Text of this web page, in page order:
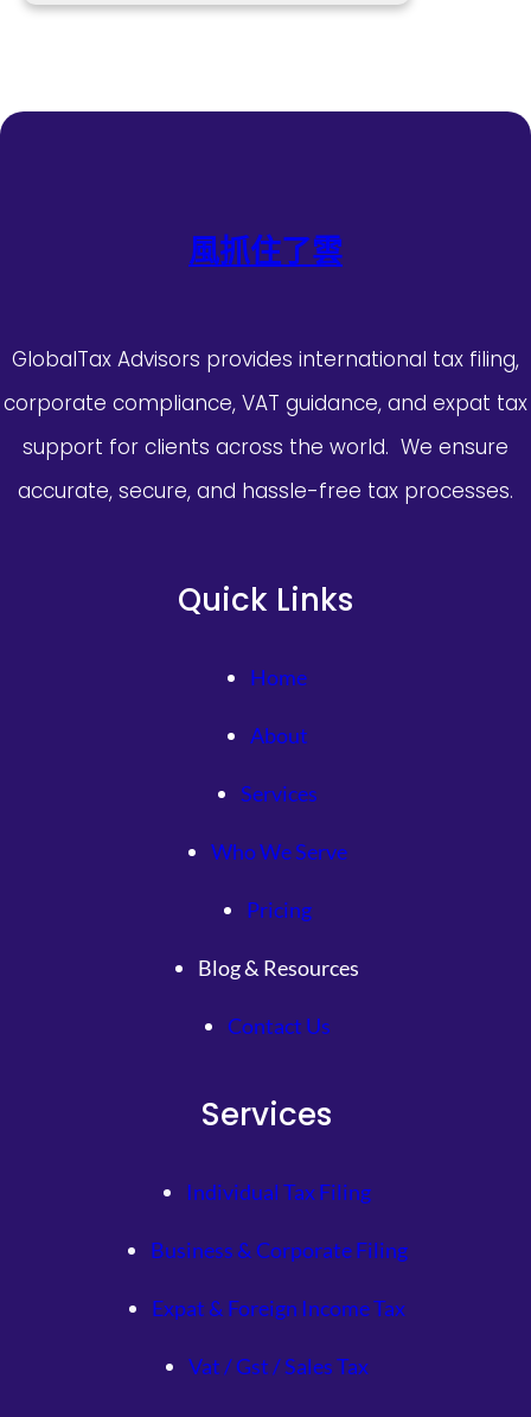
風抓住了雲
GlobalTax Advisors provides international tax filing,
corporate compliance, VAT guidance, and expat tax
support for clients across the world. We ensure
accurate, secure, and hassle-free tax processes.
Quick Links
Home
About
Services
Who We Serve
Pricing
Blog & Resources
Contact Us
Services
Individual Tax Filing
Business & Corporate Filing
Expat & Foreign Income Tax
Vat / Gst / Sales Tax